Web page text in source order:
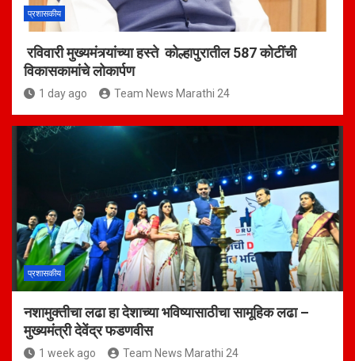
प्रशासकीय
रविवारी मुख्यमंत्र्यांच्या हस्ते कोल्हापुरातील 587 कोटींची
विकासकामांचे लोकार्पण
1 day ago Team News Marathi 24
प्रशासकीय
नशामुक्तीचा लढा हा देशाच्या भविष्यासाठीचा सामूहिक लढा –
मुख्यमंत्री देवेंद्र फडणवीस
1 week ago Team News Marathi 24